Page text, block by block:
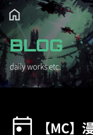
BLOG
daily works etc.
【MC】